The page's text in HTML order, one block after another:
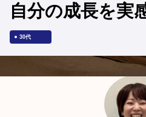
採用のお問い合
タグから見つける
自分の成長を実
30代